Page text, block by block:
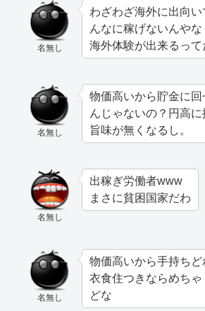
名無し
わざわざ海外に出向
んなに稼げないんやな
海外体験が出来るって
名無し
物価高いから貯金に
んじゃないの？円高
旨味が無くなるし。
名無し
出稼ぎ労働者www
まさに貧困国家だわ
名無し
物価高いから手持ち
衣食住つきならめち
どな